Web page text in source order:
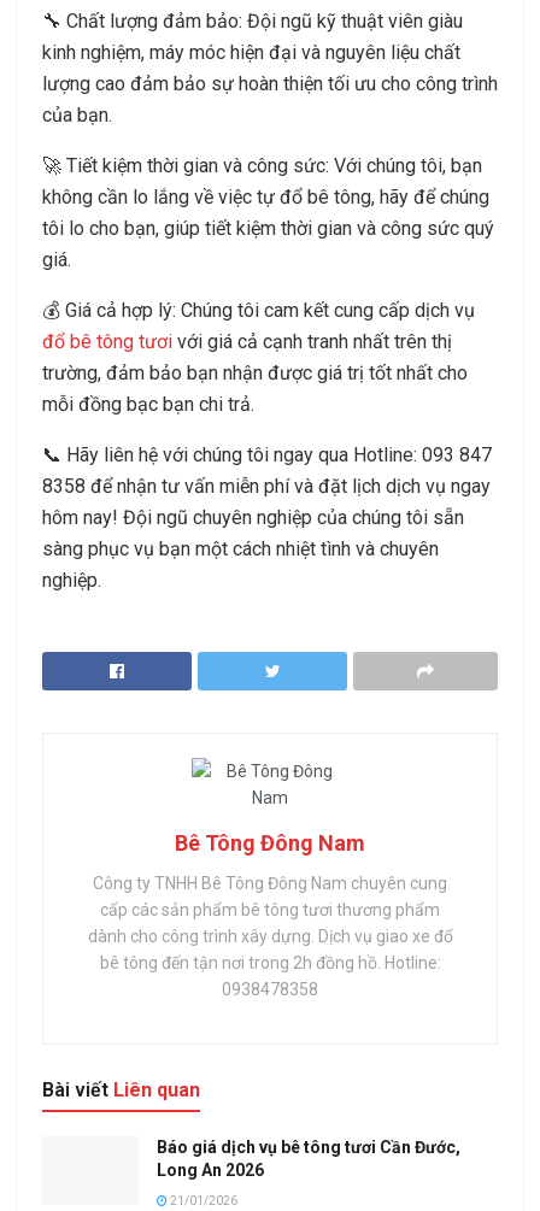
🔧 Chất lượng đảm bảo: Đội ngũ kỹ thuật viên giàu
kinh nghiệm, máy móc hiện đại và nguyên liệu chất
lượng cao đảm bảo sự hoàn thiện tối ưu cho công trình
của bạn.
🚀 Tiết kiệm thời gian và công sức: Với chúng tôi, bạn
không cần lo lắng về việc tự đổ bê tông, hãy để chúng
tôi lo cho bạn, giúp tiết kiệm thời gian và công sức quý
giá.
💰 Giá cả hợp lý: Chúng tôi cam kết cung cấp dịch vụ
đổ bê tông tươi với giá cả cạnh tranh nhất trên thị
trường, đảm bảo bạn nhận được giá trị tốt nhất cho
mỗi đồng bạc bạn chi trả.
📞 Hãy liên hệ với chúng tôi ngay qua Hotline: 093 847
8358 để nhận tư vấn miễn phí và đặt lịch dịch vụ ngay
hôm nay! Đội ngũ chuyên nghiệp của chúng tôi sẵn
sàng phục vụ bạn một cách nhiệt tình và chuyên
nghiệp.
Bê Tông Đông Nam
Công ty TNHH Bê Tông Đông Nam chuyên cung
cấp các sản phẩm bê tông tươi thương phẩm
dành cho công trình xây dựng. Dịch vụ giao xe đổ
bê tông đến tận nơi trong 2h đồng hồ. Hotline:
0938478358
Bài viết Liên quan
Báo giá dịch vụ bê tông tươi Cần Đước,
Long An 2026
21/01/2026